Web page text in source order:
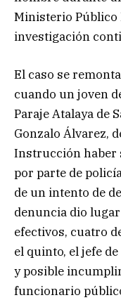
Ministerio Público
investigación
El caso se
cuando un joven
Paraje Atalaya de
Gonzalo Álvarez,
Instrucción haber
por parte de
de un intento de
denuncia dio
efectivos, cuatro
el quinto, el jefe
y posible
funcionario